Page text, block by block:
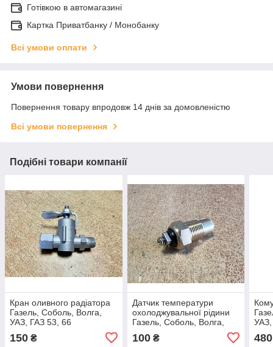
Готівкою в автомагазині
Картка Приватбанку / Монобанку
Всі умови оплати
Умови повернення
Повернення товару впродовж 14 днів за домовленістю
Всі умови повернення
Подібні товари компанії
Кран оливного радіатора
Газель, Соболь, Волга,
УАЗ, ГАЗ 53, 66
150 ₴
Датчик температури
охолоджувальної рідини
Газель, Соболь, Волга,
УАЗ, ГАЗ 66, 3307, 3309,
МТЗ, ЗІЛ, ГАЗ 66
100₴
УАЗ,
480